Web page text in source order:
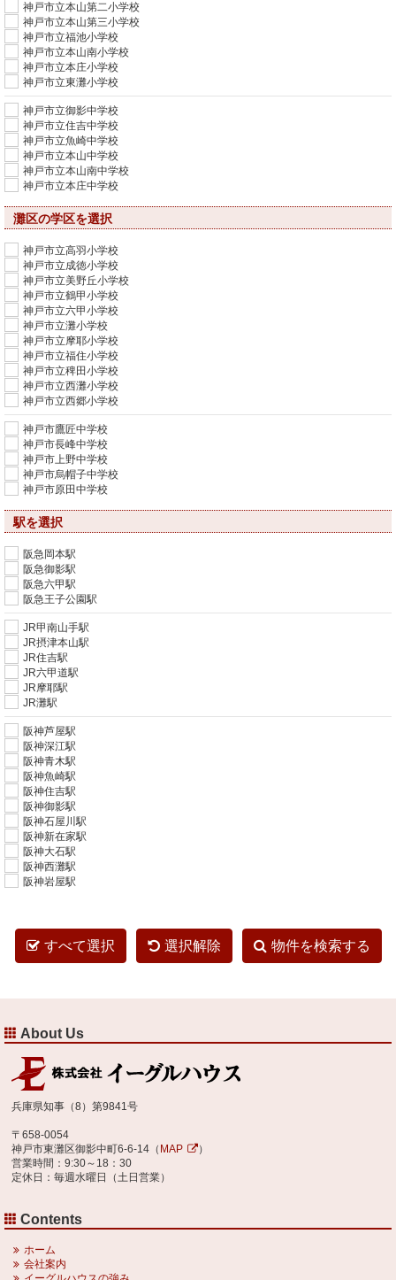
神戸市立本山第二小学校
神戸市立本山第三小学校
神戸市立福池小学校
神戸市立本山南小学校
神戸市立本庄小学校
神戸市立東灘小学校
神戸市立御影中学校
神戸市立住吉中学校
神戸市立魚崎中学校
神戸市立本山中学校
神戸市立本山南中学校
神戸市立本庄中学校
灘区の学区を選択
神戸市立高羽小学校
神戸市立成徳小学校
神戸市立美野丘小学校
神戸市立鶴甲小学校
神戸市立六甲小学校
神戸市立灘小学校
神戸市立摩耶小学校
神戸市立福住小学校
神戸市立稗田小学校
神戸市立西灘小学校
神戸市立西郷小学校
神戸市鷹匠中学校
神戸市長峰中学校
神戸市上野中学校
神戸市烏帽子中学校
神戸市原田中学校
駅を選択
阪急岡本駅
阪急御影駅
阪急六甲駅
阪急王子公園駅
JR甲南山手駅
JR摂津本山駅
JR住吉駅
JR六甲道駅
JR摩耶駅
JR灘駅
阪神芦屋駅
阪神深江駅
阪神青木駅
阪神魚崎駅
阪神住吉駅
阪神御影駅
阪神石屋川駅
阪神新在家駅
阪神大石駅
阪神西灘駅
阪神岩屋駅
すべて選択 選択解除 物件を検索する
About Us
兵庫県知事（8）第9841号
〒658-0054
神戸市東灘区御影中町6-6-14（ MAP
）
営業時間：9:30～18：30
定休日：毎週水曜日（土日営業）
Contents
ホーム
会社案内